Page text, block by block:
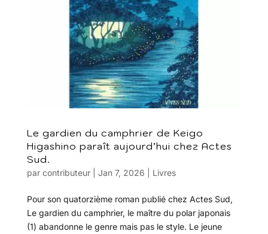
Le gardien du camphrier de Keigo
Higashino paraît aujourd’hui chez Actes
Sud.
par contributeur| Jan 7, 2026 Livres
Pour son quatorzième roman publié chez Actes Sud,
Le gardien du camphrier, le maître du polar japonais
(1) abandonne le genre mais pas le style. Le jeune